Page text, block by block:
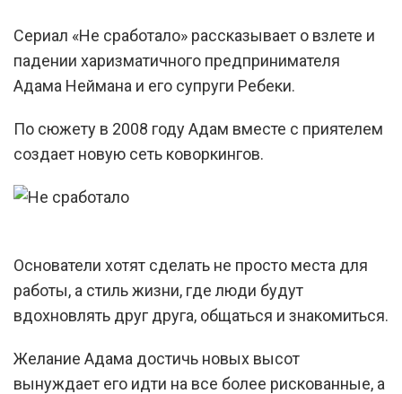
Сериал «Не сработало» рассказывает о взлете и
падении харизматичного предпринимателя
Адама Неймана и его супруги Ребеки.
По сюжету в 2008 году Адам вместе с приятелем
создает новую сеть коворкингов.
Основатели хотят сделать не просто места для
работы, а стиль жизни, где люди будут
вдохновлять друг друга, общаться и знакомиться.
Желание Адама достичь новых высот
вынуждает его идти на все более рискованные, а